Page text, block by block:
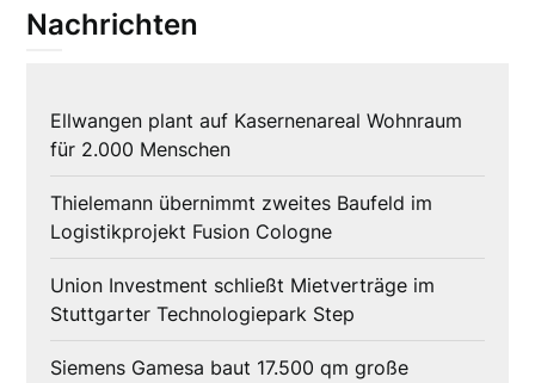
Nachrichten
Ellwangen plant auf Kasernenareal Wohnraum
für 2.000 Menschen
Thielemann übernimmt zweites Baufeld im
Logistikprojekt Fusion Cologne
Union Investment schließt Mietverträge im
Stuttgarter Technologiepark Step
Siemens Gamesa baut 17.500 qm große